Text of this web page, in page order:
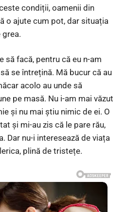
condiții, oamenii din
o ajute cum pot, dar situația
să facă, pentru că eu n-am
se întrețină. Mă bucur că au
acolo au unde să
pe masă. Nu i-am mai văzut
și nu mai știu nimic de ei. O
și mi-au zis că le pare rău,
Dar nu-i interesează de viața
plină de tristețe.